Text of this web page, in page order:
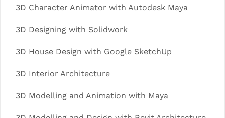
3D Character Animator with Autodesk Maya
3D Designing with Solidwork
3D House Design with Google SketchUp
3D Interior Architecture
3D Modelling and Animation with Maya